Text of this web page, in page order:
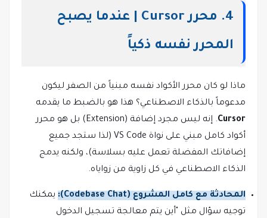
4. محرر Cursor | عندما يصبح
المحرر نفسه ذكياً
ماذا لو كان محرر الأكواد نفسه مبنياً من الصفر ليكون
مدعوماً بالذكاء الاصطناعي؟ هذا هو بالضبط ما يقدمه
Cursor
. إنه ليس مجرد إضافة (Extension) بل هو محرر
أكواد كامل مبني على نواة VS Code (لذا ستجد جميع
إضافاتك المفضلة تعمل عليه بسلاسة)، ولكنه يدمج
الذكاء الاصطناعي في كل زاوية من زواياه.
المحادثة مع كامل المشروع (Codebase Chat):
يمكنك
توجيه سؤال مثل "أين يتم معالجة تسجيل الدخول